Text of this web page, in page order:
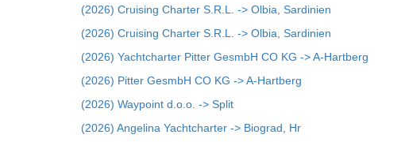
(2026) Cruising Charter S.R.L. -> Olbia, Sardinien
(2026) Cruising Charter S.R.L. -> Olbia, Sardinien
(2026) Yachtcharter Pitter GesmbH CO KG -> A-Hartberg
(2026) Pitter GesmbH CO KG -> A-Hartberg
(2026) Waypoint d.o.o. -> Split
(2026) Angelina Yachtcharter -> Biograd, Hr